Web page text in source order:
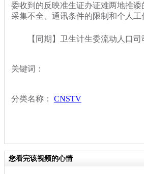
委收到的反映准生证办证难两地推
采集不全、通讯条件的限制和个人
【同期】卫生计生委流动人口司
关键词：
分类名称： CNSTV
您看完该视频的心情